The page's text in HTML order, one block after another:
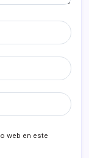
web en este